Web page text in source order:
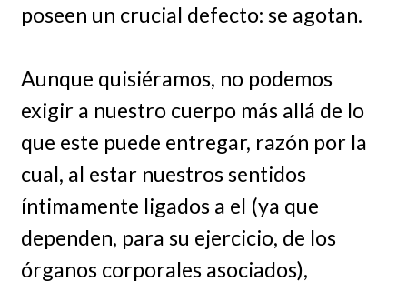
poseen un crucial defecto: se agotan.
Aunque quisiéramos, no podemos
exigir a nuestro cuerpo más allá de lo
que este puede entregar, razón por la
cual, al estar nuestros sentidos
íntimamente ligados a el (ya que
dependen, para su ejercicio, de los
órganos corporales asociados),